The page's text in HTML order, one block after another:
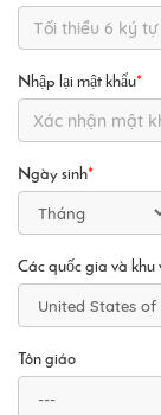
Nhập lại mật khẩu*
Ngày sinh*
Các quốc gia và khu
Tôn giáo